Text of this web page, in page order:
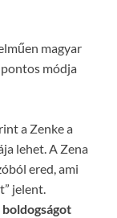
magyar
módja
a Zenke a
lehet. A Zena
ered, ami
jelent.
boldogságot